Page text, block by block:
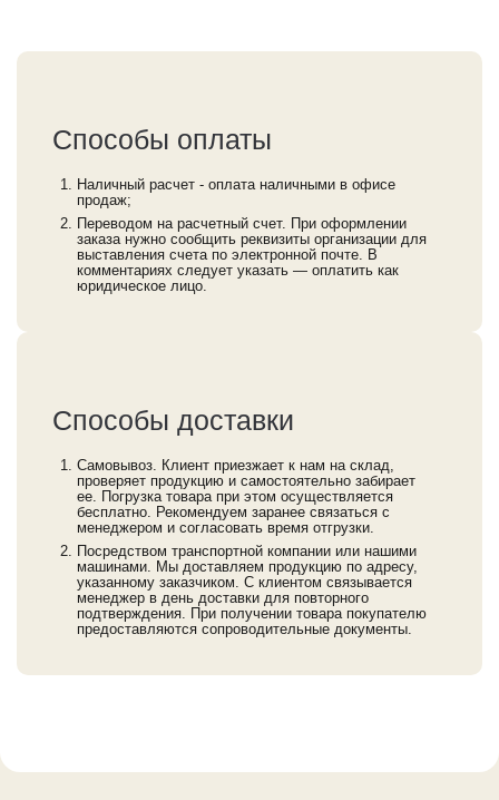
Способы оплаты
Наличный расчет - оплата наличными в офисе
продаж;
Переводом на расчетный счет. При оформлении
заказа нужно сообщить реквизиты организации для
выставления счета по электронной почте. В
комментариях следует указать — оплатить как
юридическое лицо.
Способы доставки
Самовывоз. Клиент приезжает к нам на склад,
проверяет продукцию и самостоятельно забирает
ее. Погрузка товара при этом осуществляется
бесплатно. Рекомендуем заранее связаться с
менеджером и согласовать время отгрузки.
Посредством транспортной компании или нашими
машинами. Мы доставляем продукцию по адресу,
указанному заказчиком. С клиентом связывается
менеджер в день доставки для повторного
подтверждения. При получении товара покупателю
предоставляются сопроводительные документы.